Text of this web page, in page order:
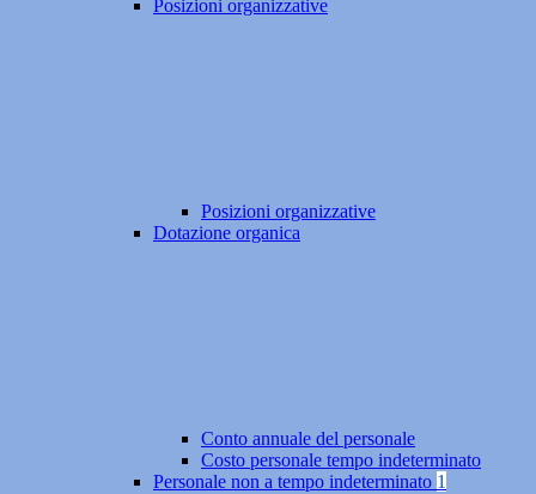
Posizioni organizzative
Posizioni organizzative
Dotazione organica
Conto annuale del personale
Costo personale tempo indeterminato
Personale non a tempo indeterminato 1